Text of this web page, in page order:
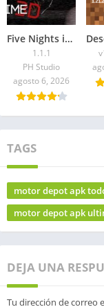
Five Nights in Anime 3D APK 2026 para Android
1.1.1
PH Studio
agosto 6, 2026
TAGS
motor depot apk
motor depot apk
DEJA UNA
Tu dirección de correo